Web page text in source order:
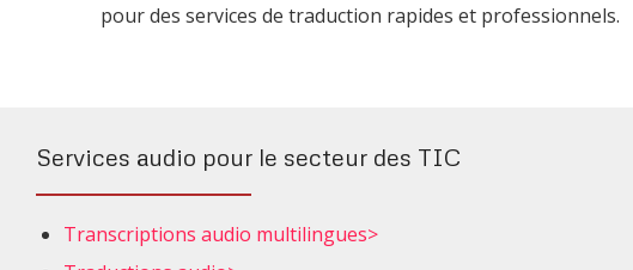
pour des services de traduction rapides et professionnels.
Services audio pour le secteur des TIC
Transcriptions audio multilingues>